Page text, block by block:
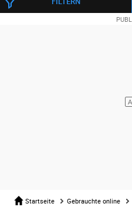
Startseite Gebrauchte online